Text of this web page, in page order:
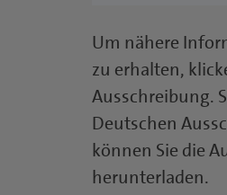
Um nähere
zu erhalten,
Ausschreibung.
Deutschen
können Sie die
herunterladen.